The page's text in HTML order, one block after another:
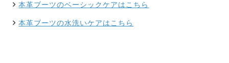
本革ブーツのベーシックケアはこちら
本革ブーツの水洗いケアはこちら